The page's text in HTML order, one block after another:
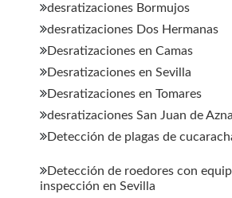
desratizaciones Bormujos
desratizaciones Dos Hermanas
Desratizaciones en Camas
Desratizaciones en Sevilla
Desratizaciones en Tomares
desratizaciones San Juan de
Detección de plagas de
Detección de roedores con
inspección en Sevilla